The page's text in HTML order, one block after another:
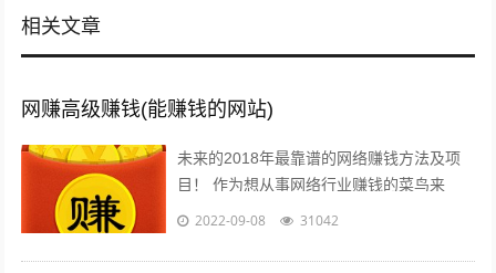
相关文章
网赚高级赚钱(能赚钱的网站)
未来的2018年最靠谱的网络赚钱方法及项
目！ 作为想从事网络行业赚钱的菜鸟来
说，那些打字、注册发帖、打码、挂机、时
2022-09-08 31042